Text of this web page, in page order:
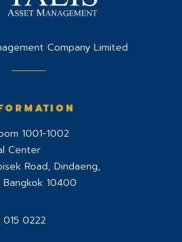
Company Limited
1001-1002
Center
Road, Dindaeng,
Bangkok 10400
015 0222